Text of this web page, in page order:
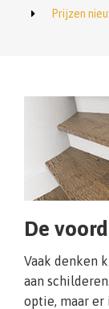
Prijzen
De
Vaak denken
aan
optie, maar er